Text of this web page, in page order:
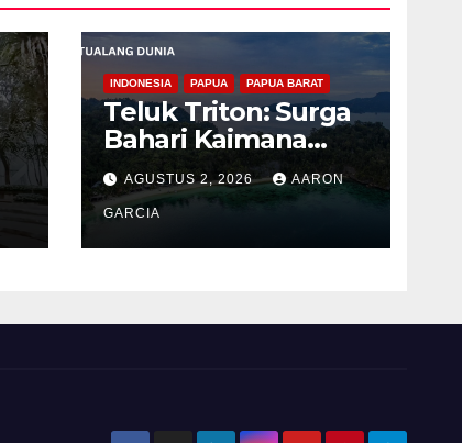
INDONESIA PAPUA PAPUA BARAT
Teluk Triton: Surga
Bahari Kaimana
dengan Laut Biru
AGUSTUS 2, 2026 AARON
GARCIA